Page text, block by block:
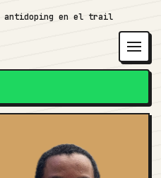
y antidoping en el trail